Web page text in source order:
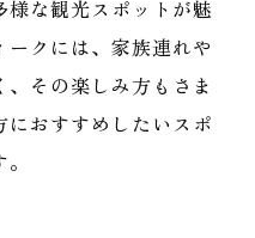
な観光スポットが魅
クには、家族連れや
その楽しみ方もさま
おすすめしたいスポ